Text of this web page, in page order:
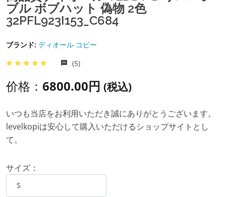
ブル ボブハット 偽物 2色
32PFL923I153_C684
ブランド: ディオール コピー
(5)
价格： 6800.00円 (税込)
いつも当店をお利用いただき誠にありがとうございます。
levelkopiは安心して購入いただけるショップサイトとし
て。
サイズ：